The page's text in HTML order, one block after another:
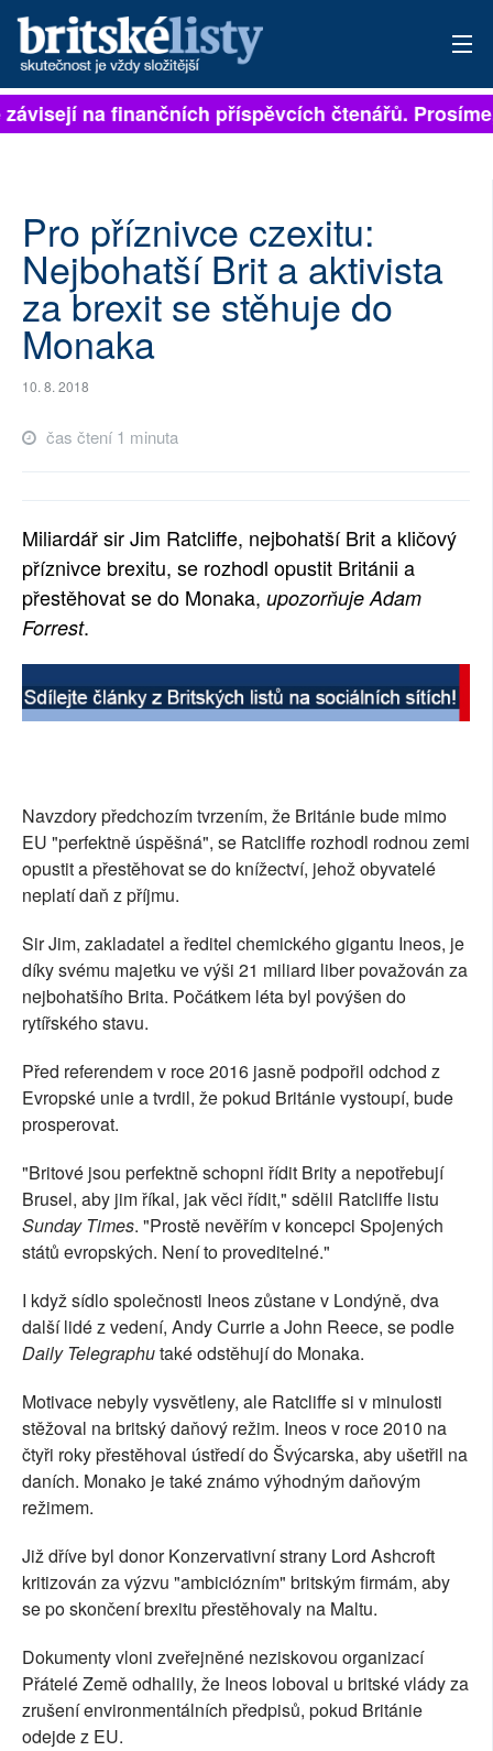
PŘIHLÁSIT
ARCHIV
ROZHOVORY
TÉMATA
RUBRIKY
PLNÁ VERZE STRÁNEK
na finančních příspěvcích čtenářů.
Pro příznivce czexitu:
Nejbohatší Brit a aktivista
za brexit se stěhuje do
Monaka
10. 8. 2018
čas čtení 1 minuta
Miliardář sir Jim Ratcliffe, nejbohatší Brit a kličový
příznivce brexitu, se rozhodl opustit Británii a
přestěhovat se do Monaka, upozorňuje Adam
Forrest.
Navzdory předchozím tvrzením, že Británie bude mimo
EU "perfektně úspěšná", se Ratcliffe rozhodl rodnou zemi
opustit a přestěhovat se do knížectví, jehož obyvatelé
neplatí daň z příjmu.
Sir Jim, zakladatel a ředitel chemického gigantu Ineos, je
díky svému majetku ve výši 21 miliard liber považován za
nejbohatšího Brita. Počátkem léta byl povýšen do
rytířského stavu.
Před referendem v roce 2016 jasně podpořil odchod z
Evropské unie a tvrdil, že pokud Británie vystoupí, bude
prosperovat.
"Britové jsou perfektně schopni řídit Brity a nepotřebují
Brusel, aby jim říkal, jak věci řídit," sdělil Ratcliffe listu
Sunday Times. "Prostě nevěřím v koncepci Spojených
států evropských. Není to proveditelné."
I když sídlo společnosti Ineos zůstane v Londýně, dva
další lidé z vedení, Andy Currie a John Reece, se podle
Daily Telegraphutaké odstěhují do Monaka.
Motivace nebyly vysvětleny, ale Ratcliffe si v minulosti
stěžoval na britský daňový režim. Ineos v roce 2010 na
čtyři roky přestěhoval ústředí do Švýcarska, aby ušetřil na
daních. Monako je také známo výhodným daňovým
režimem.
Již dříve byl donor Konzervativní strany Lord Ashcroft
kritizován za výzvu "ambiciózním" britským firmám, aby
se po skončení brexitu přestěhovaly na Maltu.
Dokumenty vloni zveřejněné neziskovou organizací
Přátelé Země odhalily, že Ineos loboval u britské vlády za
zrušení environmentálních předpisů, pokud Británie
odejde z EU.